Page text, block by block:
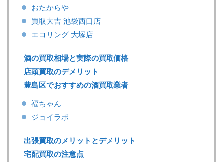
おたからや
買取大吉 池袋西口店
エコリング 大塚店
酒の買取相場と実際の買取価格
店頭買取のデメリット
豊島区でおすすめの酒買取業者
福ちゃん
ジョイラボ
出張買取のメリットとデメリット
宅配買取の注意点